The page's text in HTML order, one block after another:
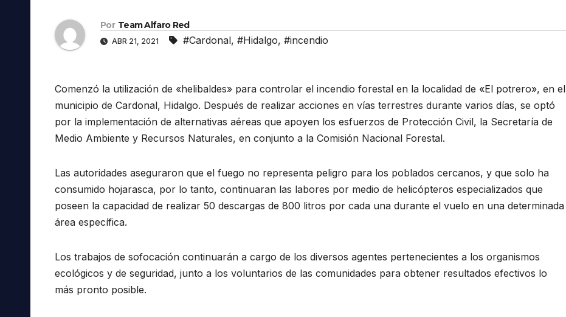
Por Team Alfaro Red
ABR 21, 2021 #Cardonal, #Hidalgo, #incendio
Comenzó la utilización de «helibaldes» para controlar el incendio forestal en la localidad de «El potrero», en el
municipio de Cardonal, Hidalgo. Después de realizar acciones en vías terrestres durante varios días, se optó
por la implementación de alternativas aéreas que apoyen los esfuerzos de Protección Civil, la Secretaría de
Medio Ambiente y Recursos Naturales, en conjunto a la Comisión Nacional Forestal.
Las autoridades aseguraron que el fuego no representa peligro para los poblados cercanos, y que solo ha
consumido hojarasca, por lo tanto, continuaran las labores por medio de helicópteros especializados que
poseen la capacidad de realizar 50 descargas de 800 litros por cada una durante el vuelo en una determinada
área específica.
Los trabajos de sofocación continuarán a cargo de los diversos agentes pertenecientes a los organismos
ecológicos y de seguridad, junto a los voluntarios de las comunidades para obtener resultados efectivos lo
más pronto posible.